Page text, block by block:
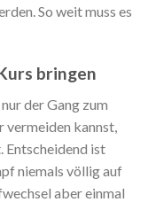
So weit muss es
bringen
der Gang zum
vermeiden kannst,
Entscheidend ist
niemals völlig auf
aber einmal